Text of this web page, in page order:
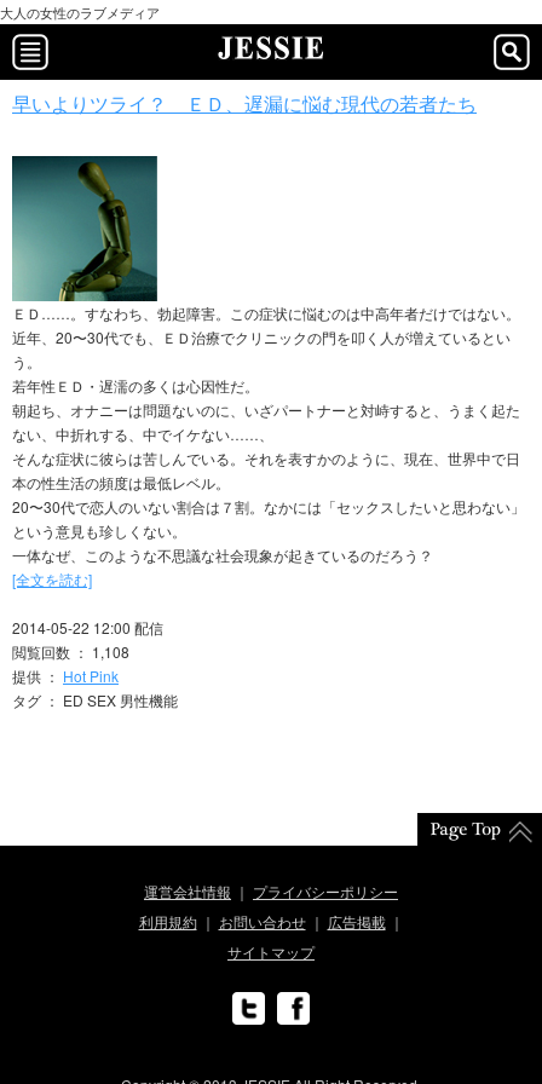
大人の女性のラブメディア
早いよりツライ？ ＥＤ、遅漏に悩む現代の若者たち
ＥＤ……。すなわち、勃起障害。この症状に悩むのは中高年者だけではない。
近年、20〜30代でも、ＥＤ治療でクリニックの門を叩く人が増えているとい
う。
若年性ＥＤ・遅濡の多くは心因性だ。
朝起ち、オナニーは問題ないのに、いざパートナーと対峙すると、うまく起た
ない、中折れする、中でイケない……、
そんな症状に彼らは苦しんでいる。それを表すかのように、現在、世界中で日
本の性生活の頻度は最低レベル。
20〜30代で恋人のいない割合は７割。なかには「セックスしたいと思わない」
という意見も珍しくない。
一体なぜ、このような不思議な社会現象が起きているのだろう？
[全文を読む]
2014-05-22 12:00 配信
閲覧回数 ： 1,108
提供 ： Hot Pink
タグ ： ED SEX 男性機能
運営会社情報
プライバシーポリシー
利用規約
お問い合わせ
広告掲載
サイトマップ